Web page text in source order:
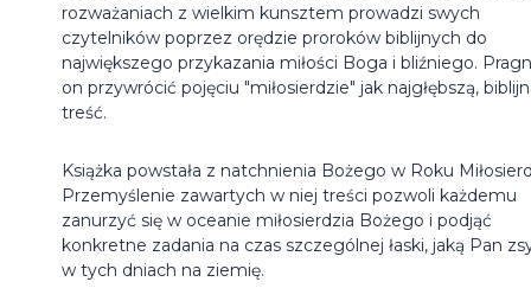
rozważaniach z wielkim kunsztem prowadzi swych
czytelników poprzez orędzie proroków biblijnych do
największego przykazania miłości Boga i bliźniego.
on przywrócić pojęciu "miłosierdzie" jak najgłębszą,
treść.
Książka powstała z natchnienia Bożego w Roku
Przemyślenie zawartych w niej treści pozwoli każdemu
zanurzyć się w oceanie miłosierdzia Bożego i podjąć
konkretne zadania na czas szczególnej łaski, jaką Pan
w tych dniach na ziemię.